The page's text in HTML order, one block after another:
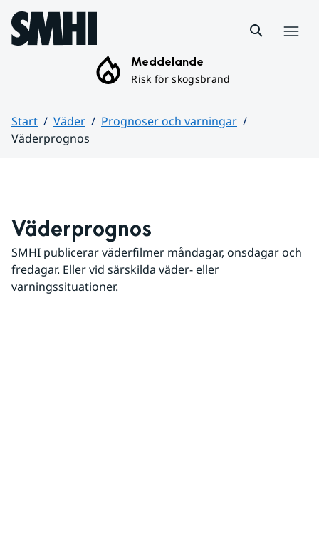
Hoppa till sidans innehåll
Meddelande
Risk för skogsbrand
Start Väder
Prognoser och varningar
Väderprognos
Väderprognos
SMHI publicerar väderfilmer måndagar, onsdagar och
fredagar. Eller vid särskilda väder- eller
varningssituationer.